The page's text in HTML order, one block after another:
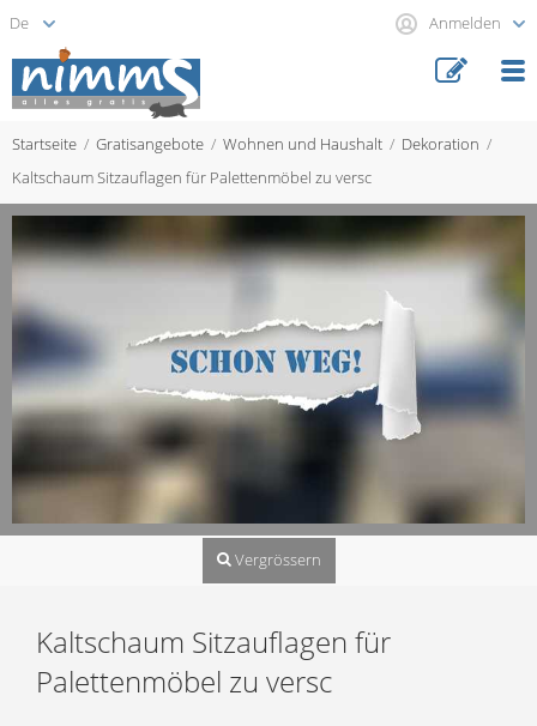
Anmelden
Startseite Gratisangebote Wohnen und Haushalt
Dekoration
Kaltschaum Sitzauflagen für Palettenmöbel zu versc
Vergrössern
Kaltschaum Sitzauflagen für
Palettenmöbel zu versc